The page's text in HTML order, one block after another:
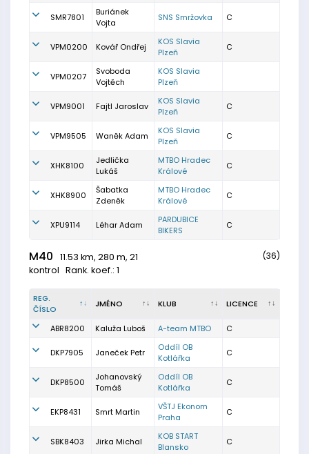
SMR7801
Buriánek
Vojta
SNS Smržovka C
VPM0200 Kovář Ondřej
KOS Slavia
Plzeň
C
VPM0207
Svoboda
Vojtěch
KOS Slavia
Plzeň
VPM9001 Fajtl Jaroslav
KOS Slavia
Plzeň
C
VPM9505 Waněk Adam
KOS Slavia
Plzeň
C
XHK8100
Jedlička
Lukáš
MTBO Hradec
Králové
C
XHK8900
Šabatka
Zdeněk
MTBO Hradec
Králové
C
XPU9114 Léhar Adam
PARDUBICE
BIKERS
C
M40
11.53 km, 280 m, 21
kontrol Rank. koef.: 1
(36)
REG.
ČÍSLO
JMÉNO KLUB LICENCE
ABR8200 Kaluža Luboš A-team MTBO C
DKP7905 Janeček Petr
Oddíl OB
Kotlářka
C
DKP8500
Johanovský
Tomáš
Oddíl OB
Kotlářka
C
EKP8431 Smrt Martin
VŠTJ Ekonom
Praha
C
SBK8403 Jirka Michal
KOB START
Blansko
C